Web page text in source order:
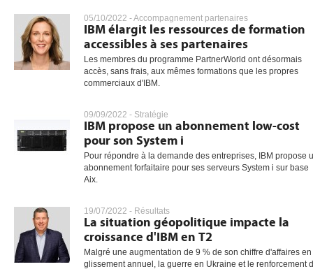
05/10/2022 -Accompagnement partenaires
IBM élargit les ressources de formation
accessibles à ses partenaires
Les membres du programme PartnerWorld ont désormais
accès, sans frais, aux mêmes formations que les propres
commerciaux d'IBM.
09/09/2022 - Stratégie
IBM propose un abonnement low-cost
pour son System i
Pour répondre à la demande des entreprises, IBM propose
abonnement forfaitaire pour ses serveurs System i sur base
Aix.
19/07/2022 - Résultats
La situation géopolitique impacte la
croissance d'IBM en T2
Malgré une augmentation de 9 % de son chiffre d'affaires en
glissement annuel, la guerre en Ukraine et le renforcement